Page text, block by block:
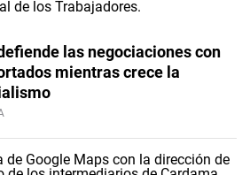
las negociaciones con
mientras crece la